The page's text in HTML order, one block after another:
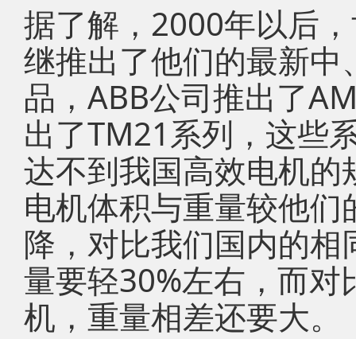
据了解，2000年以后
继推出了他们的最新
品，ABB公司推出了
出了TM21系列，这些
达不到我国高效电机
电机体积与重量较他
降，对比我们国内的
量要轻30%左右，而
机，重量相差还要大。